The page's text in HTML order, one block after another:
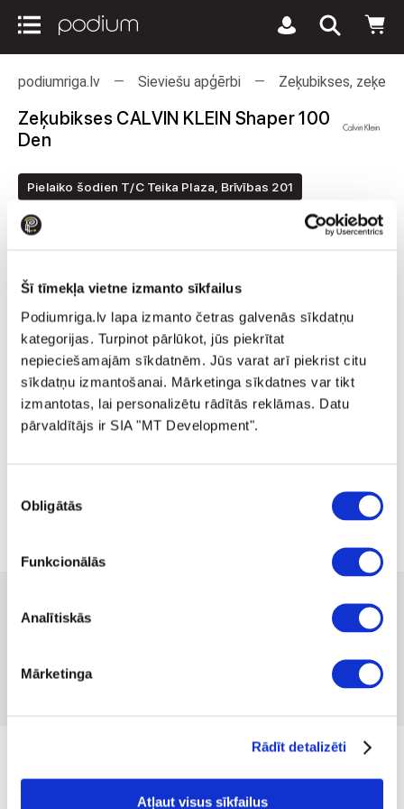
Šī tīmekļa vietne izmanto sīkfailus
Podiumriga.lv lapa izmanto četras galvenās sīkdatņu
kategorijas. Turpinot pārlūkot, jūs piekrītat
nepieciešamajām sīkdatnēm. Jūs varat arī piekrist citu
sīkdatņu izmantošanai. Mārketinga sīkdatnes var tikt
izmantotas, lai personalizētu rādītās reklāmas. Datu
pārvaldītājs ir SIA "MT Development".
izvēle
Obligātās
Funkcionālās
Analītiskās
Mārketinga
Rādīt detalizēti
Atļaut visus sīkfailus
podiumriga.lv Sieviešu apģērbi Zeķubikses, zeķes
Zeķubikses CALVIN KLEIN Shaper 100
Den
Pielaiko šodien T/C Teika Plaza, Brīvības 201
Pieejamība:
Pievienot vēlmju sarakstam
L XL